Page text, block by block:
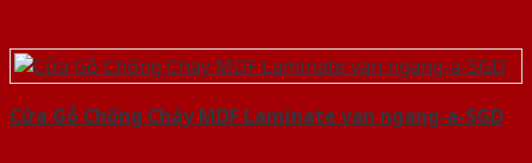
Cửa Gỗ Chống Cháy MDF Laminate van ngang-a-SGD